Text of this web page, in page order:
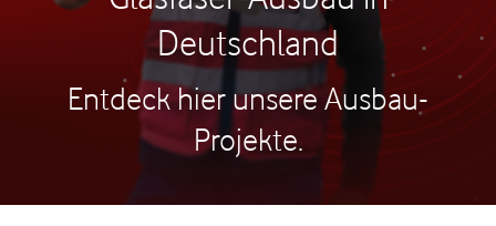
Deutschland
Entdeck hier unsere Ausbau-
Projekte.